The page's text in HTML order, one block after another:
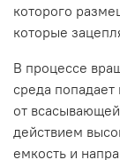
которого
которые
В процессе
среда
от
действием
емкость и